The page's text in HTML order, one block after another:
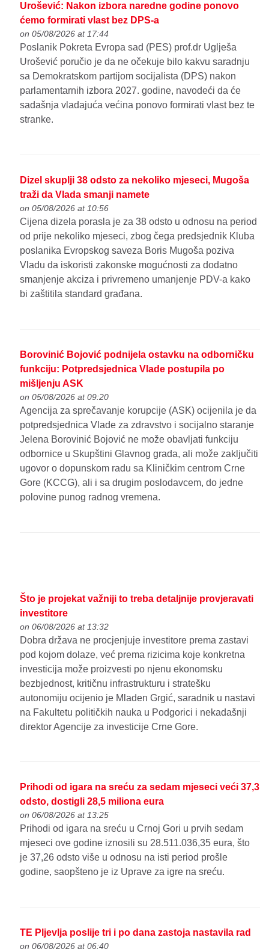
Urošević: Nakon izbora naredne godine ponovo
ćemo formirati vlast bez DPS-a
on 05/08/2026 at 17:44
Poslanik Pokreta Evropa sad (PES) prof.dr Uglješa
Urošević poručio je da ne očekuje bilo kakvu saradnju
sa Demokratskom partijom socijalista (DPS) nakon
parlamentarnih izbora 2027. godine, navodeći da će
sadašnja vladajuća većina ponovo formirati vlast bez te
stranke.
Dizel skuplji 38 odsto za nekoliko mjeseci, Mugoša
traži da Vlada smanji namete
on 05/08/2026 at 10:56
Cijena dizela porasla je za 38 odsto u odnosu na period
od prije nekoliko mjeseci, zbog čega predsjednik Kluba
poslanika Evropskog saveza Boris Mugoša poziva
Vladu da iskoristi zakonske mogućnosti za dodatno
smanjenje akciza i privremeno umanjenje PDV-a kako
bi zaštitila standard građana.
Borovinić Bojović podnijela ostavku na odborničku
funkciju: Potpredsjednica Vlade postupila po
mišljenju ASK
on 05/08/2026 at 09:20
Agencija za sprečavanje korupcije (ASK) ocijenila je da
potpredsjednica Vlade za zdravstvo i socijalno staranje
Jelena Borovinić Bojović ne može obavljati funkciju
odbornice u Skupštini Glavnog grada, ali može zaključiti
ugovor o dopunskom radu sa Kliničkim centrom Crne
Gore (KCCG), ali i sa drugim poslodavcem, do jedne
polovine punog radnog vremena.
Što je projekat važniji to treba detaljnije provjeravati
investitore
on 06/08/2026 at 13:32
Dobra država ne procjenjuje investitore prema zastavi
pod kojom dolaze, već prema rizicima koje konkretna
investicija može proizvesti po njenu ekonomsku
bezbjednost, kritičnu infrastrukturu i stratešku
autonomiju ocijenio je Mladen Grgić, saradnik u nastavi
na Fakultetu političkih nauka u Podgorici i nekadašnji
direktor Agencije za investicije Crne Gore.
Prihodi od igara na sreću za sedam mjeseci veći 37,3
odsto, dostigli 28,5 miliona eura
on 06/08/2026 at 13:25
Prihodi od igara na sreću u Crnoj Gori u prvih sedam
mjeseci ove godine iznosili su 28.511.036,35 eura, što
je 37,26 odsto više u odnosu na isti period prošle
godine, saopšteno je iz Uprave za igre na sreću.
TE Pljevlja poslije tri i po dana zastoja nastavila rad
on 06/08/2026 at 06:40